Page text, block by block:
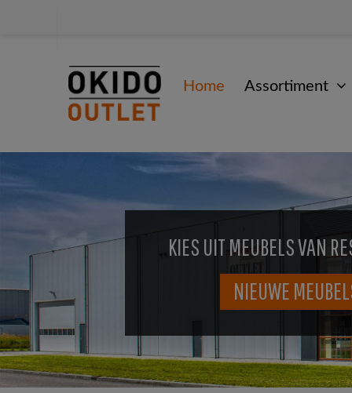
Home Assortiment
KIES UIT MEUBELS VAN
NIEUWE